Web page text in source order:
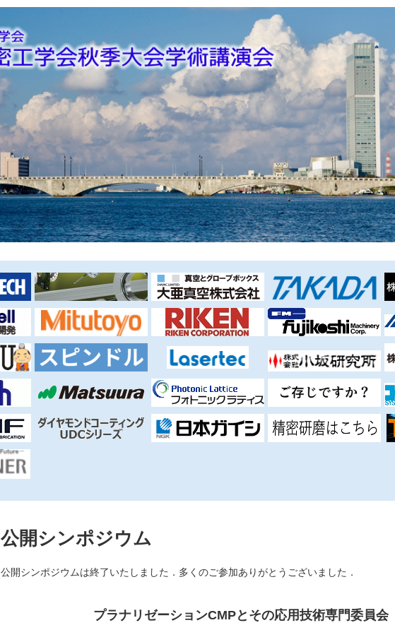
公開シンポジウム
公開シンポジウムは終了いたしました．多くのご参加ありがとうございました．
プラナリゼーションCMPとその応用技術専門委員会